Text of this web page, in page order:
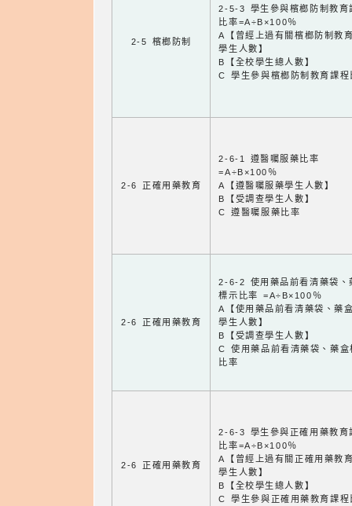
2-5 檳榔防制
2-5-3 學生參與檳榔防制教育
比率=A÷B×100％
A【曾經上過有關檳榔防制教
學生人數】
B【全校學生總人數】
C 學生參與檳榔防制教育課程
2-6 正確用藥教育
2-6-1 遵醫囑服藥比率
=A÷B×100％
A【遵醫囑服藥學生人數】
B【受調查學生人數】
C 遵醫囑服藥比率
2-6 正確用藥教育
2-6-2 使用藥品前看清藥袋、
標示比率 =A÷B×100％
A【使用藥品前看清藥袋、藥
學生人數】
B【受調查學生人數】
C 使用藥品前看清藥袋、藥盒
比率
2-6 正確用藥教育
2-6-3 學生參與正確用藥教育
比率=A÷B×100％
A【曾經上過有關正確用藥教
學生人數】
B【全校學生總人數】
C 學生參與正確用藥教育課程